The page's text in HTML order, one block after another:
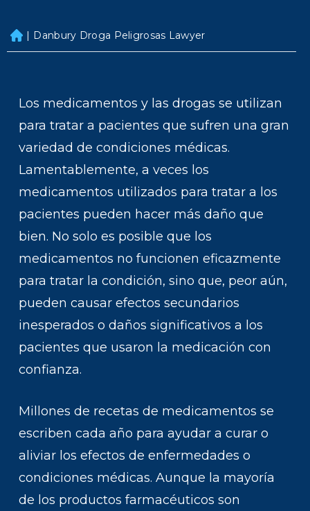
H
o
| Danbury Droga Peligrosas Lawyer
Los medicamentos y las drogas se utilizan
para tratar a pacientes que sufren una gran
variedad de condiciones médicas.
Lamentablemente, a veces los
medicamentos utilizados para tratar a los
pacientes pueden hacer más daño que
bien. No solo es posible que los
medicamentos no funcionen eficazmente
para tratar la condición, sino que, peor aún,
pueden causar efectos secundarios
inesperados o daños significativos a los
pacientes que usaron la medicación con
confianza.
Millones de recetas de medicamentos se
escriben cada año para ayudar a curar o
aliviar los efectos de enfermedades o
condiciones médicas. Aunque la mayoría
de los productos farmacéuticos son